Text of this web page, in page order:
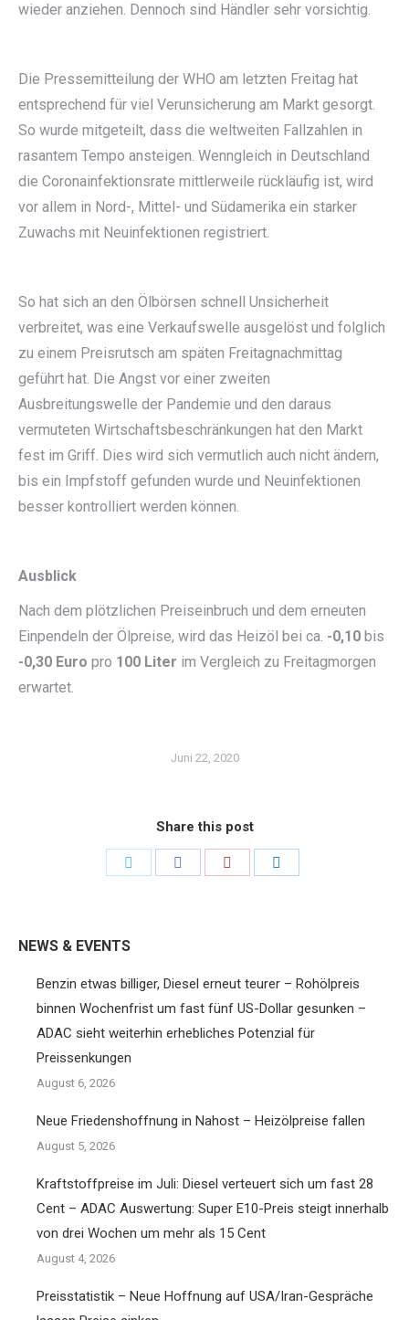
wieder anziehen. Dennoch sind Händler sehr vorsichtig.
Die Pressemitteilung der WHO am letzten Freitag hat
entsprechend für viel Verunsicherung am Markt gesorgt.
So wurde mitgeteilt, dass die weltweiten Fallzahlen in
rasantem Tempo ansteigen. Wenngleich in Deutschland
die Coronainfektionsrate mittlerweile rückläufig ist, wird
vor allem in Nord-, Mittel- und Südamerika ein starker
Zuwachs mit Neuinfektionen registriert.
So hat sich an den Ölbörsen schnell Unsicherheit
verbreitet, was eine Verkaufswelle ausgelöst und folglich
zu einem Preisrutsch am späten Freitagnachmittag
geführt hat. Die Angst vor einer zweiten
Ausbreitungswelle der Pandemie und den daraus
vermuteten Wirtschaftsbeschränkungen hat den Markt
fest im Griff. Dies wird sich vermutlich auch nicht ändern,
bis ein Impfstoff gefunden wurde und Neuinfektionen
besser kontrolliert werden können.
Ausblick
Nach dem plötzlichen Preiseinbruch und dem erneuten
Einpendeln der Ölpreise, wird das Heizöl bei ca. -0,10 bis
-0,30 Euro pro 100 Liter im Vergleich zu Freitagmorgen
erwartet.
Juni 22, 2020
Share this post
NEWS & EVENTS
Benzin etwas billiger, Diesel erneut teurer – Rohölpreis
binnen Wochenfrist um fast fünf US-Dollar gesunken –
ADAC sieht weiterhin erhebliches Potenzial für
Preissenkungen
August 6, 2026
Neue Friedenshoffnung in Nahost – Heizölpreise fallen
August 5, 2026
Kraftstoffpreise im Juli: Diesel verteuert sich um fast 28
Cent – ADAC Auswertung: Super E10-Preis steigt innerhalb
von drei Wochen um mehr als 15 Cent
August 4, 2026
Preisstatistik – Neue Hoffnung auf USA/Iran-Gespräche